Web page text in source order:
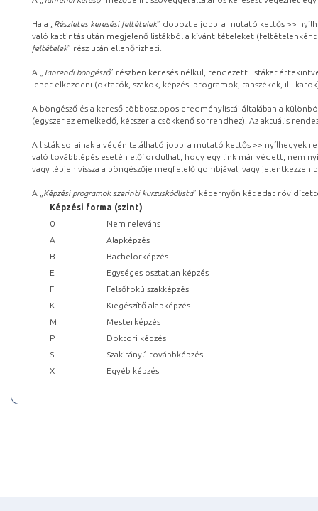
Ha a „ Részletes keresési feltételek” dobozt a jobbra mutató kettős >>
való kattintás után megjelenő listákból a kívánt tételeket (feltételenként
feltételek” rész után ellenőrizheti.
A „ Tanrendi böngésző” részben keresés nélkül, rendezett listákat
lehet elkezdeni (oktatók, szakok, képzési programok, tanszékek, ill.
A böngésző és a kereső többoszlopos eredménylistái általában a
(egyszer az emelkedő, kétszer a csökkenő sorrendhez). Az aktuális
A listák sorainak a végén található jobbra mutató kettős >> nyílhegyek
való továbblépés esetén előfordulhat, hogy egy link már védett, nem
vagy lépjen vissza a böngészője megfelelő gombjával, vagy
A „ Képzési programok szerinti kurzuskódlista” képernyőn két adat
Képzési forma (szint)
0
Nem releváns
A
Alapképzés
B
Bachelorképzés
E
Egységes osztatlan képzés
F
Felsőfokú szakképzés
K
Kiegészítő alapképzés
M
Mesterképzés
P
Doktori képzés
S
Szakirányú továbbképzés
X
Egyéb képzés